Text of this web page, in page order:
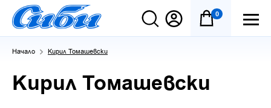
0
Начало Кирил Томашевски
Кирил Томашевски